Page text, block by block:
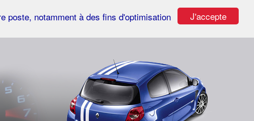
J'accepte
poste, notamment à des fins d'optimisation